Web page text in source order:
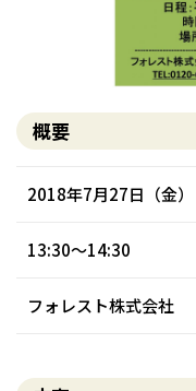
概要
2018年7月27日（金）
13:30～14:30
フォレスト株式会社